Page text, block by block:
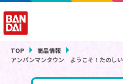
TOP
商品情報
アンパンマンタウン ようこそ！たのし